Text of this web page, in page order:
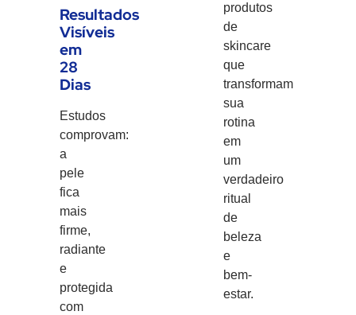
Resultados
Visíveis
em
28
Dias
Estudos
comprovam:
a
pele
fica
mais
firme,
radiante
e
protegida
com
produtos
de
skincare
que
transformam
sua
rotina
em
um
verdadeiro
ritual
de
beleza
e
bem-
estar.